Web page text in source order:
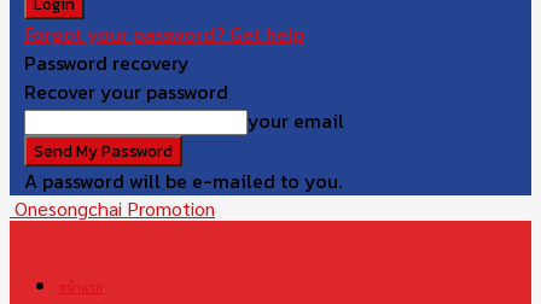
Forgot your password? Get help
Password recovery
Recover your password
your email
A password will be e-mailed to you.
Onesongchai Promotion
หน้าแรก